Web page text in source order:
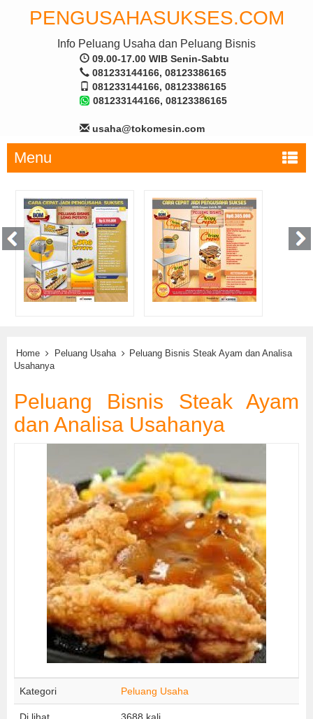
PENGUSAHASUKSES.COM
Info Peluang Usaha dan Peluang Bisnis
09.00-17.00 WIB Senin-Sabtu
081233144166, 08123386165
081233144166, 08123386165
081233144166, 08123386165
usaha@tokomesin.com
Menu
Home Peluang Usaha
Peluang Bisnis Steak Ayam dan Analisa
Usahanya
Peluang Bisnis Steak Ayam
dan Analisa Usahanya
Kategori Peluang Usaha